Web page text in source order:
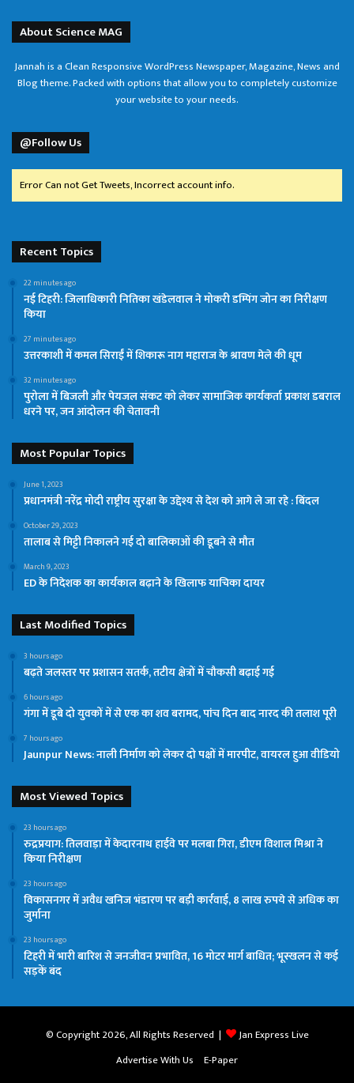
About Science MAG
Jannah is a Clean Responsive WordPress Newspaper, Magazine, News and
Blog theme. Packed with options that allow you to completely customize
your website to your needs.
@Follow Us
Error Can not Get Tweets, Incorrect account info.
Recent Topics
22 minutes ago
नई टिहरी: जिलाधिकारी नितिका खंडेलवाल ने मोकरी डम्पिंग जोन का निरीक्षण
किया
27 minutes ago
उत्तरकाशी में कमल सिराईं में शिकारू नाग महाराज के श्रावण मेले की धूम
32 minutes ago
पुरोला में बिजली और पेयजल संकट को लेकर सामाजिक कार्यकर्ता प्रकाश डबराल
धरने पर, जन आंदोलन की चेतावनी
Most Popular Topics
June 1, 2023
प्रधानमंत्री नरेंद्र मोदी राष्ट्रीय सुरक्षा के उद्देश्य से देश को आगे ले जा रहे : बिंदल
October 29, 2023
तालाब से मिट्टी निकालने गई दो बालिकाओं की डूबने से मौत
March 9, 2023
ED के निदेशक का कार्यकाल बढ़ाने के खिलाफ याचिका दायर
Last Modified Topics
3 hours ago
बढ़ते जलस्तर पर प्रशासन सतर्क, तटीय क्षेत्रों में चौकसी बढ़ाई गई
6 hours ago
गंगा में डूबे दो युवकों में से एक का शव बरामद, पांच दिन बाद नारद की तलाश पूरी
7 hours ago
Jaunpur News: नाली निर्माण को लेकर दो पक्षों में मारपीट, वायरल हुआ वीडियो
Most Viewed Topics
23 hours ago
रुद्रप्रयाग: तिलवाड़ा में केदारनाथ हाईवे पर मलबा गिरा, डीएम विशाल मिश्रा ने
किया निरीक्षण
23 hours ago
विकासनगर में अवैध खनिज भंडारण पर बड़ी कार्रवाई, 8 लाख रुपये से अधिक का
जुर्माना
23 hours ago
टिहरी में भारी बारिश से जनजीवन प्रभावित, 16 मोटर मार्ग बाधित; भूस्खलन से कई
सड़कें बंद
© Copyright 2026, All Rights Reserved |
Jan Express Live
Advertise With Us
E-Paper